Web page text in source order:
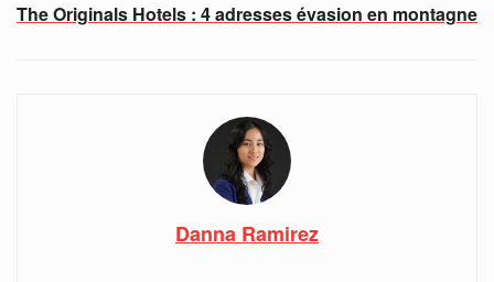
The Originals Hotels : 4 adresses évasion en montagne
Danna Ramirez